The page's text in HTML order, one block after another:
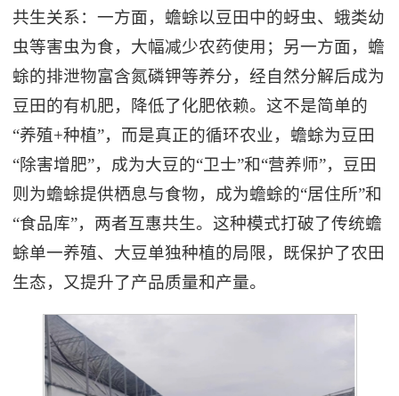
共生关系：一方面，蟾蜍以豆田中的蚜虫、蛾类幼
虫等害虫为食，大幅减少农药使用；另一方面，蟾
蜍的排泄物富含氮磷钾等养分，经自然分解后成为
豆田的有机肥，降低了化肥依赖。这不是简单的
“养殖+种植”，而是真正的循环农业，蟾蜍为豆田
“除害增肥”，成为大豆的“卫士”和“营养师”，豆田
则为蟾蜍提供栖息与食物，成为蟾蜍的“居住所”和
“食品库”，两者互惠共生。这种模式打破了传统蟾
蜍单一养殖、大豆单独种植的局限，既保护了农田
生态，又提升了产品质量和产量。